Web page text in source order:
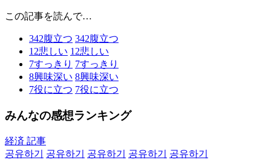
この記事を読んで…
342腹立つ 342腹立つ
12悲しい 12悲しい
7すっきり 7すっきり
8興味深い 8興味深い
7役に立つ 7役に立つ
みんなの感想ランキング
経済 記事
공유하기
공유하기 공유하기 공유하기
공유하기